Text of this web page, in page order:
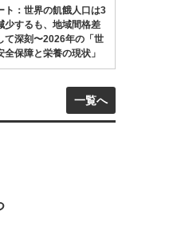
ト：世界の飢餓人口は3
少するも、地域間格差
て深刻〜2026年の「世
全保障と栄養の現状」
一覧へ